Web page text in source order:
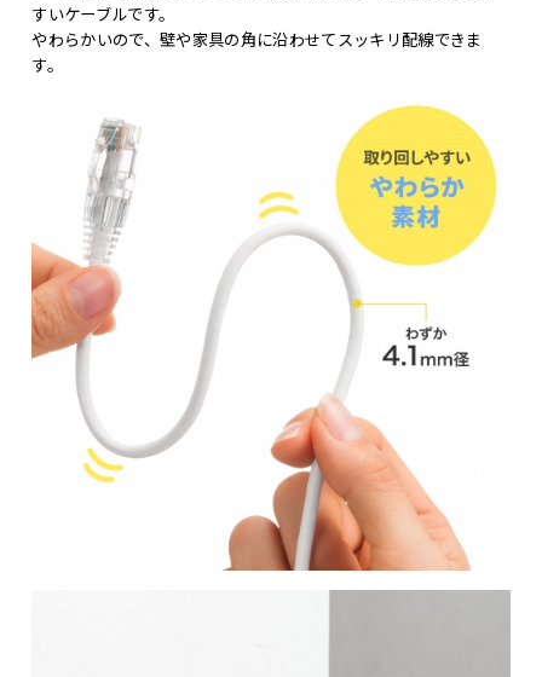
すいケーブルです。
やわらかいので、壁や家具の角に沿わせてスッキリ配線できま
す。